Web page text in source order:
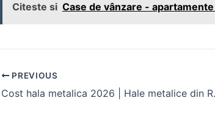
Citeste si Case de vânzare -
Post
navigation
PREVIOUS
Cost